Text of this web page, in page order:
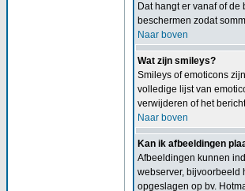
Dat hangt er vanaf of
beschermen zodat
Naar boven
Wat zijn smileys?
Smileys of emoticons
volledige lijst van
verwijderen of het
Naar boven
Kan ik afbeeldingen
Afbeeldingen kunnen
webserver, bijvoorbeeld
opgeslagen op bv.